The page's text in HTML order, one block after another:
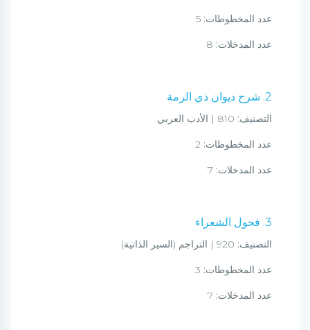
عدد المخطوطات:
عدد المدخلات:
2. شرح ديوان ذي الرمة
التصنيف:
عدد المخطوطات:
عدد المدخلات:
3. فحول الشعراء
التصنيف:
عدد المخطوطات:
عدد المدخلات: